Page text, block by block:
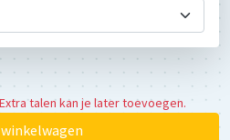
talen kan je later toevoegen.